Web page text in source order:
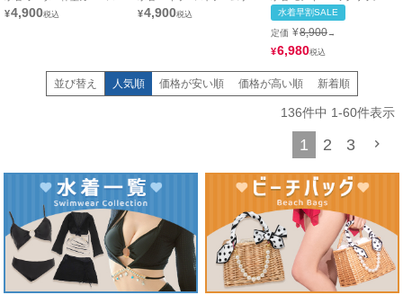
ート付きバンドゥセクシーホル
ターネックギャルビキニ
¥4,900
ドレースアップビスチェギャル
ビキニ
¥4,900
ースアップフレアチェック
水着早割SALE
定価 ¥8,900→
¥6,980
並び替え 人気順 価格が安い順 価格が高い順 新着順
136件中 1-60件表示
1 2 3